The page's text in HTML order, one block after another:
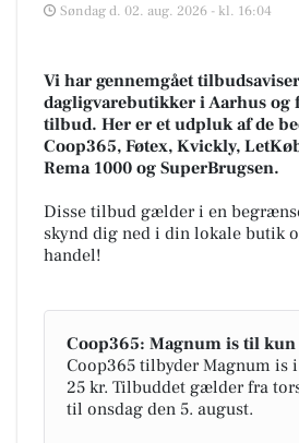
Søndag d. 02. aug. 2026 - kl. 16:04
Vi har gennemgået
dagligvarebutikker i Aarhus og
tilbud. Her er et udpluk af de
Coop365, Føtex, Kvickly,
Rema 1000 og SuperBrugsen.
Disse tilbud gælder i en
skynd dig ned i din lokale butik
handel!
Coop365: Magnum is til kun
Coop365 tilbyder Magnum is
25 kr. Tilbuddet gælder fra
til onsdag den 5. august.